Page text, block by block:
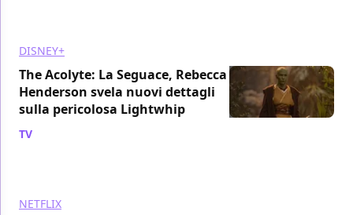
DISNEY+
The Acolyte: La Seguace, Rebecca
Henderson svela nuovi dettagli
sulla pericolosa Lightwhip
TV
NETFLIX